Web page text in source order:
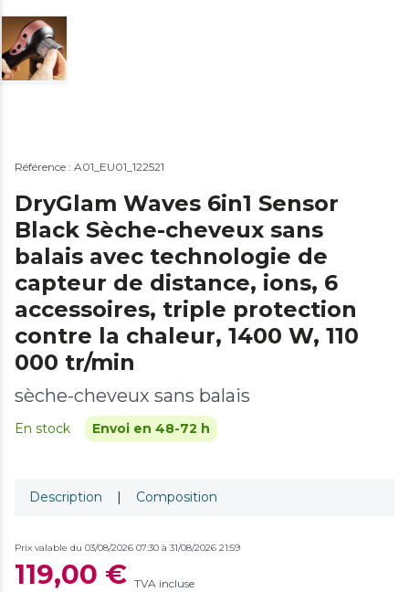
Référence : A01_EU01_122521
DryGlam Waves 6in1 Sensor
Black Sèche-cheveux sans
balais avec technologie de
capteur de distance, ions, 6
accessoires, triple protection
contre la chaleur, 1400 W, 110
000 tr/min
sèche-cheveux sans balais
En stock Envoi en 48-72 h
Description | Composition
Prix valable du 03/08/2026 07:30 à 31/08/2026 21:59
119,00 € TVA incluse